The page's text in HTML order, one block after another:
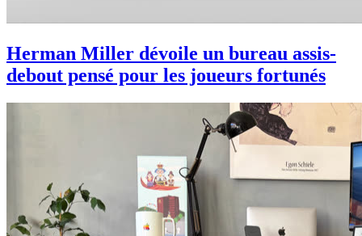
Herman Miller dévoile un bureau assis-
debout pensé pour les joueurs fortunés